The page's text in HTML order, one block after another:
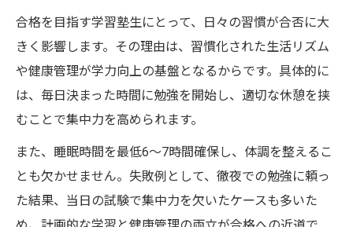
合格を目指す学習塾生にとって、日々の習慣が合否に大
きく影響します。その理由は、習慣化された生活リズム
や健康管理が学力向上の基盤となるからです。具体的に
は、毎日決まった時間に勉強を開始し、適切な休憩を挟
むことで集中力を高められます。
また、睡眠時間を最低6～7時間確保し、体調を整えるこ
とも欠かせません。失敗例として、徹夜での勉強に頼っ
た結果、当日の試験で集中力を欠いたケースも多いた